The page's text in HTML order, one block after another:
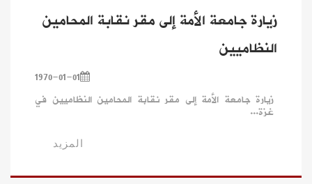
زيارة جامعة الأمة إلى مقر نقابة المحامين
النظاميين
1970-01-01
زيارة جامعة الأمة إلى مقر نقابة المحامين النظاميين في
غزة...
المزيد